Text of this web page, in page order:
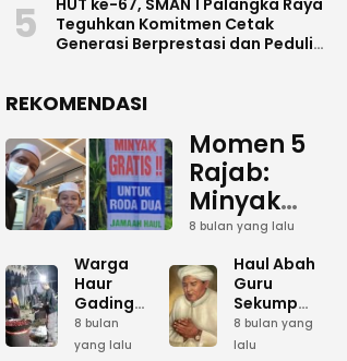
5
HUT ke-67, SMAN 1 Palangka Raya
Teguhkan Komitmen Cetak
Generasi Berprestasi dan Peduli
REKOMENDASI
Momen 5
Rajab:
Minyak
Gratis
dan Cinta
yang
Terus
Mengalir
8 bulan yang lalu
Warga
Haur
Gading
Siapkan
Bumbu
8 bulan
yang lalu
Haul Abah
Guru
Sekumpul:
Ketika
Lautan
8 bulan yang
lalu